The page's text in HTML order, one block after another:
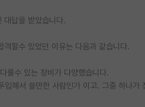
대답을 받았습니다.
할수 있었던 이유는 다음과 같습니다.
룰수 있는 장비가 다양했습니다.
해서 쓸만한 사람인가 이고. 그중 하나가